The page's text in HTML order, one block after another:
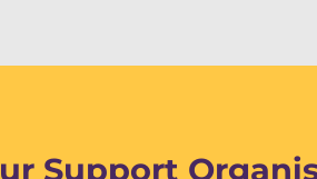
Support